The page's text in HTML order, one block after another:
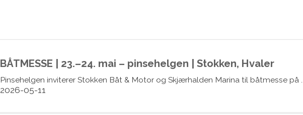
BÅTMESSE | 23.–24. mai – pinsehelgen | Stokken, Hvaler
Pinsehelgen inviterer Stokken Båt & Motor og Skjærhalden Marina til båtmesse på
2026-05-11